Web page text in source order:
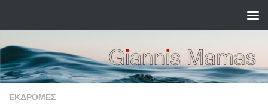
ΕΚΔΡΟΜΈΣ